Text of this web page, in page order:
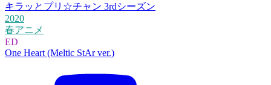
キラッとプリ☆チャン 3rdシーズン
2020
春アニメ
ED
One Heart (Meltic StAr ver.)